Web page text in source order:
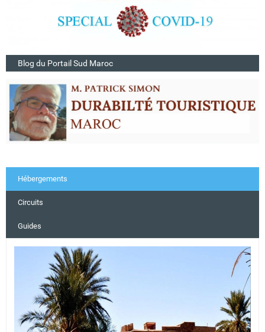
Blog du Portail Sud Maroc
Hébergements
Circuits
Guides